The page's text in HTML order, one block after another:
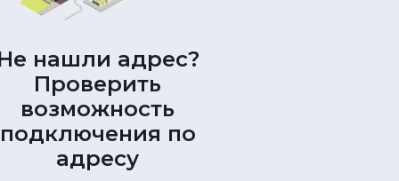
нашли адрес?
Проверить
возможность
подключения по
адресу